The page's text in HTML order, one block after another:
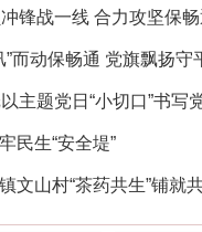
锋战一线 合力攻坚保畅
”而动保畅通 党旗飘扬守
主题党日“小切口”书写
民生“安全堤”
文山村“茶药共生”铺就